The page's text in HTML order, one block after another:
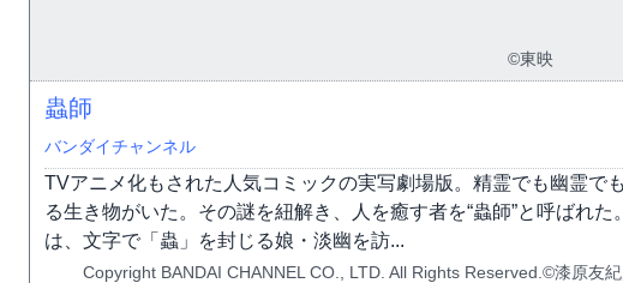
©東映
蟲師
バンダイチャンネル
TVアニメ化もされた人気コミックの実写劇場版。精霊でも幽霊で
る生き物がいた。その謎を紐解き、人を癒す者を“蟲師”と呼ばれた
は、文字で「蟲」を封じる娘・淡幽を訪...
Copyright BANDAI CHANNEL CO., LTD. All Rights Reserved.©漆原友